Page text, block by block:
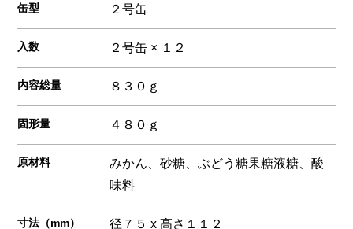
缶型 ２号缶
入数 ２号缶 × １２
内容総量 ８３０ｇ
固形量 ４８０ｇ
原材料
みかん、砂糖、ぶどう糖果糖液糖、酸
味料
寸法（mm） 径７５ x 高さ１１２